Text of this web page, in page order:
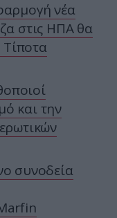
νέα
στις ΗΠΑ θα
Τίποτα
και την
συνοδεία